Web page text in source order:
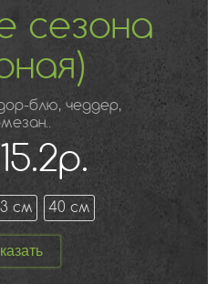
сезона
блю, чеддер,
см 40 см